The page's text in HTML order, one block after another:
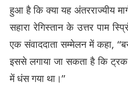
हुआ है कि क्या यह अंतरराज्यीय
सहारा रेगिस्तान के उत्तर पाम
एक संवाददाता सम्मेलन में कहा,
इससे लगाया जा सकता है कि
में धंस गया था।’’